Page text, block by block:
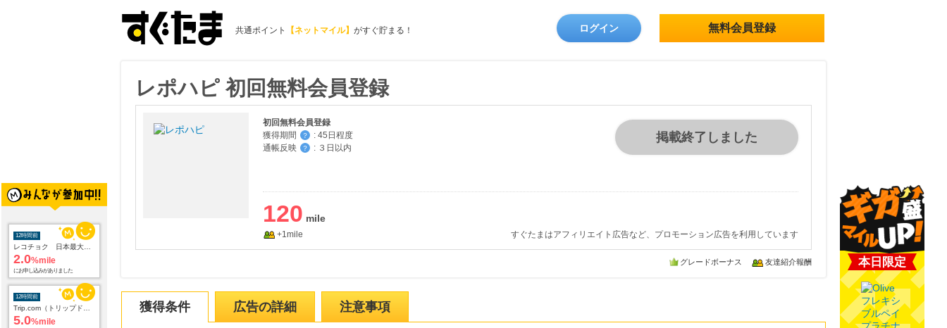
共通ポイント 【ネットマイル】 がすぐ貯まる！ ログイン 無料会員登録
12時間前
2.0%mile
にお申し込みがありました
12時間前
5.0%mile
レポハピ 初回無料会員登録
初回無料会員登録
獲得期間
？ : 45日程度
通帳反映
？ : ３日以内
掲載終了しました
120
+1mile すぐたまはアフィリエイト広告など、プロモーション広告を利用しています
グレードボーナス 友達紹介報酬
獲得条件 広告の詳細 注意事項
本日限定